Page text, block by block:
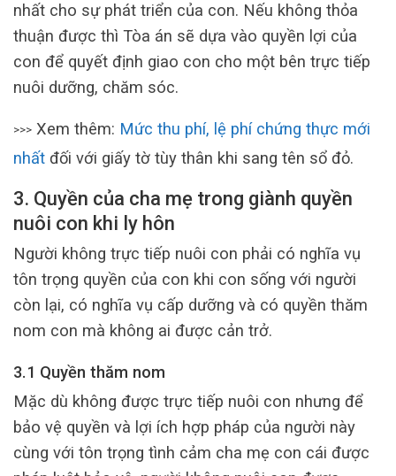
nhất cho sự phát triển của con. Nếu không thỏa
thuận được thì Tòa án sẽ dựa vào quyền lợi của
con để quyết định giao con cho một bên trực tiếp
nuôi dưỡng, chăm sóc.
>>> Xem thêm: Mức thu phí, lệ phí chứng thực mới
nhất đối với giấy tờ tùy thân khi sang tên sổ đỏ.
3. Quyền của cha mẹ trong giành quyền
nuôi con khi ly hôn
Người không trực tiếp nuôi con phải có nghĩa vụ
tôn trọng quyền của con khi con sống với người
còn lại, có nghĩa vụ cấp dưỡng và có quyền thăm
nom con mà không ai được cản trở.
3.1 Quyền thăm nom
Mặc dù không được trực tiếp nuôi con nhưng để
bảo vệ quyền và lợi ích hợp pháp của người này
cùng với tôn trọng tình cảm cha mẹ con cái được